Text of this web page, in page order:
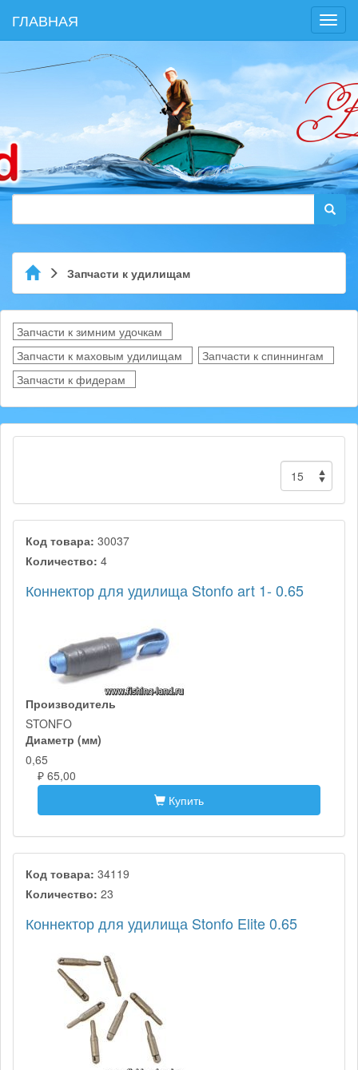
ГЛАВНАЯ
Запчасти к удилищам
Запчасти к зимним удочкам
Запчасти к маховым удилищам
Запчасти к спиннингам
Запчасти к фидерам
Код товара: 30037
Количество: 4
Коннектор для удилища Stonfo art 1- 0.65
Производитель
STONFO
Диаметр (мм)
0,65
₽ 65,00
Купить
Код товара: 34119
Количество: 23
Коннектор для удилища Stonfo Elite 0.65